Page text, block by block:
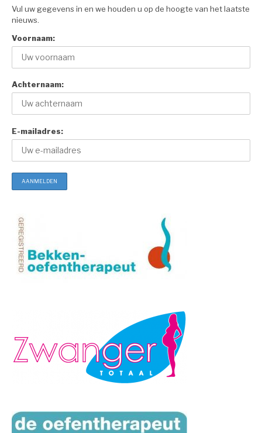
Vul uw gegevens in en we houden u op de hoogte van het laatste
nieuws.
Voornaam:
Achternaam:
E-mailadres: